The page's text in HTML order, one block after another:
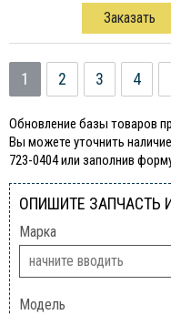
Заказать
1 2 3 4
Обновление базы товаров
Вы можете уточнить
723-0404 или заполнив
ОПИШИТЕ ЗАПЧАСТЬ
Марка
Модель